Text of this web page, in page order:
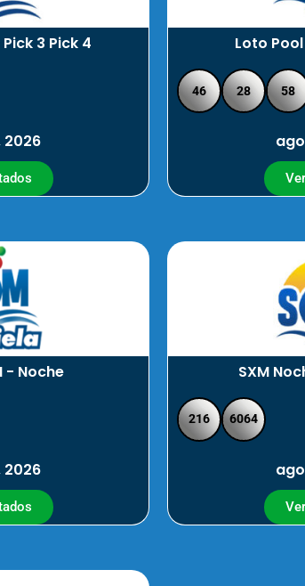
3 Pick 4 Loto
2026
46 28 58
- Noche SXM
2026
216 6064